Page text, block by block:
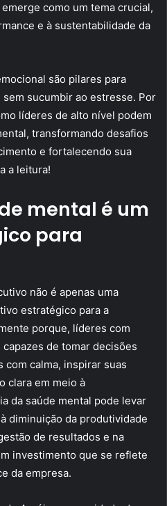
como um tema crucial,
e à sustentabilidade da
são pilares para
sucumbir ao estresse. Por
líderes de alto nível podem
transformando desafios
e fortalecendo sua
a leitura!
mental é um
para
não é apenas uma
estratégico para a
porque, líderes com
de tomar decisões
calma, inspirar suas
clara em meio à
da saúde mental pode levar
diminuição da produtividade
de resultados e na
investimento que se reflete
da empresa.